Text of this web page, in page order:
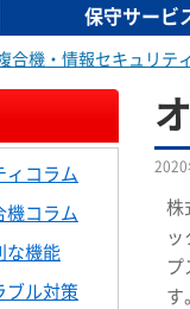
保守サービ
合機・情報セキュリテ
2020
株
す
ィコラム
機コラム
な機能
ブル対策